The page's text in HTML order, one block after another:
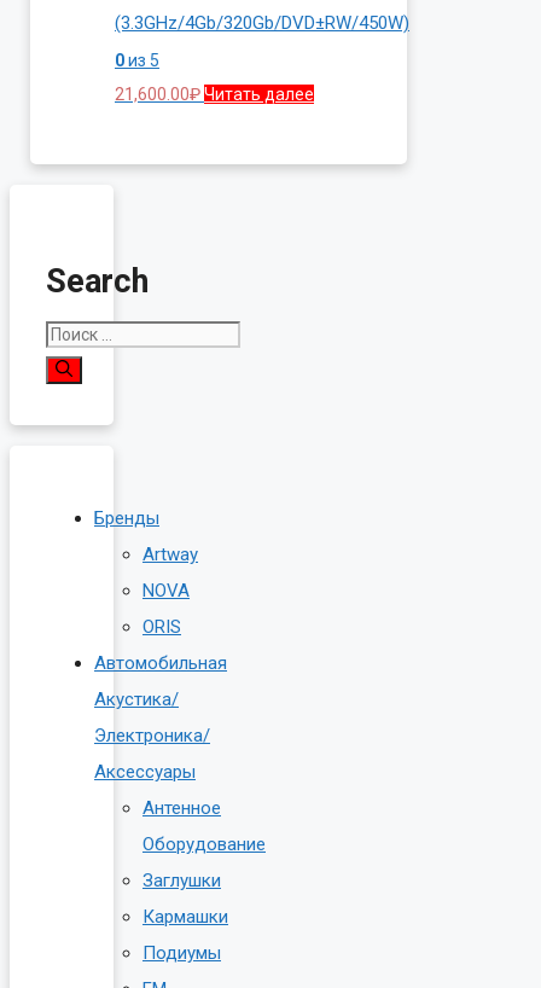
(3.3GHz/4Gb/320Gb/DVD±RW/450W)
0из 5
21,600.00₽Читать далее
Search
Поиск:
Бренды
Artway
NOVA
ORIS
Автомобильная
Акустика/
Электроника/
Аксессуары
Антенное
Оборудование
Заглушки
Кармашки
Подиумы